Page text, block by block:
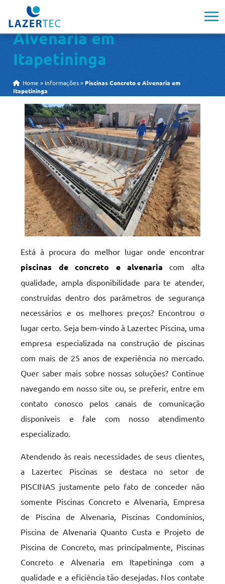
Piscinas Concreto e
Alvenaria em
Itapetininga
Home » Informações » Piscinas Concreto e Alvenaria em
Itapetininga
Está à procura do melhor lugar onde encontrar
piscinas de concreto e alvenaria com alta
qualidade, ampla disponibilidade para te atender,
construídas dentro dos parâmetros de segurança
necessários e os melhores preços? Encontrou o
lugar certo. Seja bem-vindo à Lazertec Piscina, uma
empresa especializada na construção de piscinas
com mais de 25 anos de experiência no mercado.
Quer saber mais sobre nossas soluções? Continue
navegando em nosso site ou, se preferir, entre em
contato conosco pelos canais de comunicação
disponíveis e fale com nosso atendimento
especializado.
Atendendo às reais necessidades de seus clientes,
a Lazertec Piscinas se destaca no setor de
PISCINAS justamente pelo fato de conceder não
somente Piscinas Concreto e Alvenaria, Empresa
de Piscina de Alvenaria, Piscinas Condominios,
Piscina de Alvenaria Quanto Custa e Projeto de
Piscina de Concreto, mas principalmente, Piscinas
Concreto e Alvenaria em Itapetininga com a
qualidade e a eficiência tão desejadas. Nos contate